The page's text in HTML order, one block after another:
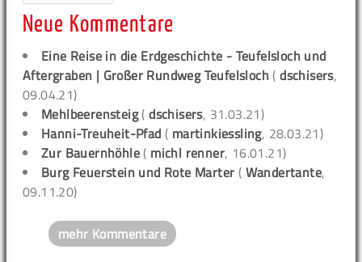
Neue Kommentare
Eine Reise in die Erdgeschichte - Teufelsloch und
Aftergraben | Großer Rundweg Teufelsloch (dschisers,
09.04.21)
Mehlbeerensteig(dschisers, 31.03.21)
Hanni-Treuheit-Pfad ( martinkiessling, 28.03.21)
Zur Bauernhöhle ( michl renner, 16.01.21)
Burg Feuerstein und Rote Marter ( Wandertante,
09.11.20)
mehr Kommentare